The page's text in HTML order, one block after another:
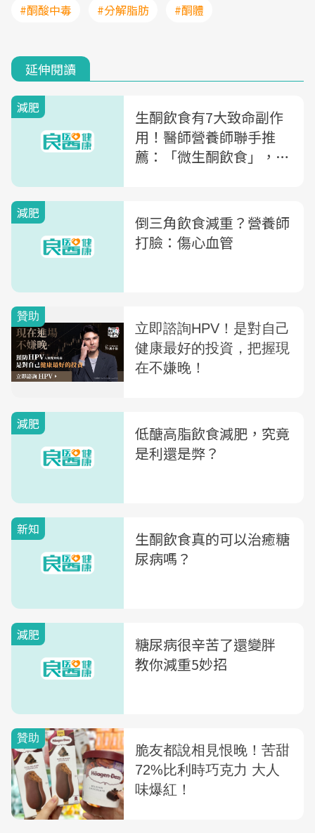
#酮酸中毒
#分解脂肪 #酮體
延伸閱讀
減肥
生酮飲食有7大致命副作
用！醫師營養師聯手推
薦：「微生酮飲食」，控
減肥
倒三角飲食減重？營養師
打臉：傷心血管
減肥
低醣高脂飲食減肥，究竟
是利還是弊？
新知
生酮飲食真的可以治癒糖
尿病嗎？
減肥
糖尿病很辛苦了還變胖
教你減重5妙招